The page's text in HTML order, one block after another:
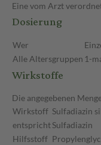
Eine vom Arzt
Dosierung
Wer
Alle Altersgruppen 1-
Wirkstoffe
Die angegebenen
Wirkstoff Sulfadiazin
entsprichtSulfadiazin
Hilfsstoff